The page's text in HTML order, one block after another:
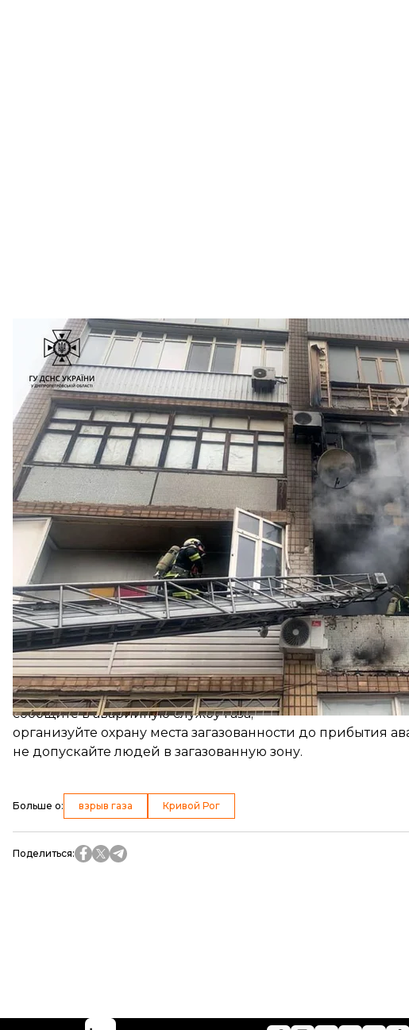
Последствия взрыва газа в Кривом Роге,
ГСЧС в Днепропетровской
Пострадали 10 человек, в том числе один ребенок. Семь
больницу попали мужчина 1956 года рождения с
рождения — они отравились продуктами горения.
Что делать при
Если вы почувствовали запах газа в помещении, где
немедленно перекройте вентили на газовых приборах и
выведите людей из загазованных и соседних помещений;
организуйте проветривание помещений, откройте окна и
вызовите аварийную службу газа по телефону 104;
с прибытием бригады аварийной газовой службы
Если вы почувствовали запах газа в подъезде или
сообщите в аварийную службу газа;
организуйте проветривание подъезда (подвала);
не допускайте в загазованные помещения людей;
организуйте охрану места загазованности до прибытия
с прибытием бригады аварийной газовой службы
Запах газа на улице (возле газового колодца), вблизи
газобаллонной установки:
сообщите в аварийную службу газа;
организуйте охрану места загазованности до прибытия
не допускайте людей в загазованную зону.
Больше о: взрыв газа Кривой Рог
Поделиться: